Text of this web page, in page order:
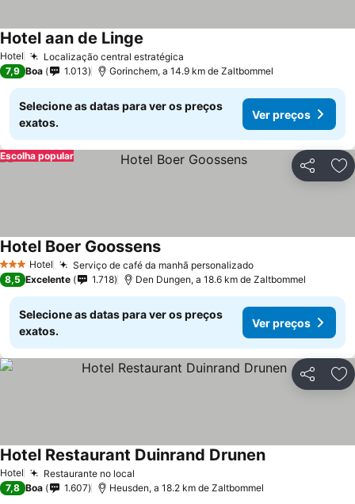
Hotel Localização central estratégica
Hotel aan de Linge
7,9 Boa 1.013 Gorinchem, a 14.9 km de Zaltbommel
Selecione as datas para ver os preços
exatos.
Ver preços
Partilhar
Escolha popular
3 EstrelasHotel Serviço de café da manhã personalizado
Hotel Boer Goossens
8,5 Excelente 1.718 Den Dungen, a 18.6 km de Zaltbommel
Selecione as datas para ver os preços
exatos.
Ver preços
Partilhar
Hotel Restaurante no local
Hotel Restaurant Duinrand Drunen
7,8 Boa 1.607 Heusden, a 18.2 km de Zaltbommel